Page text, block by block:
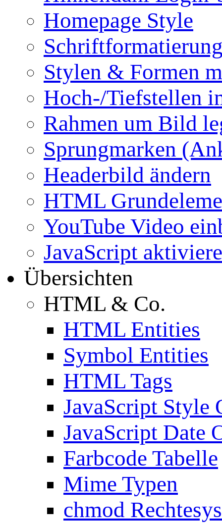
Homepage Style
Stylen & Formen
Hoch-/Tiefstellen
Rahmen um Bild
Sprungmarken
Headerbild ändern
HTML
YouTube Video
JavaScript
Übersichten
HTML & Co.
HTML Entities
Symbol Entities
HTML Tags
JavaScript Style
JavaScript Date
Farbcode Tabelle
Mime Typen
chmod